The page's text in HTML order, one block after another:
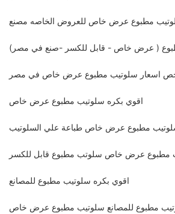
مطبوع عرض خاص للعروض الخاصه مصنع
( عرض خاص - قابل للكسر -صنع في مصر)
اسعار سلوتيب مطبوع عرض خاص في مصر
اقوي بكره سلوتيب مطبوع عرض خاص
مطبوع عرض خاص طباعة علي السلوتيب
مطبوع عرض خاص سلوتب مطبوع قابل للكسر
اقوي بكره سلوتيب مطبوع للمصانع
مطبوع للمصانع سلوتيب مطبوع عرض خاص